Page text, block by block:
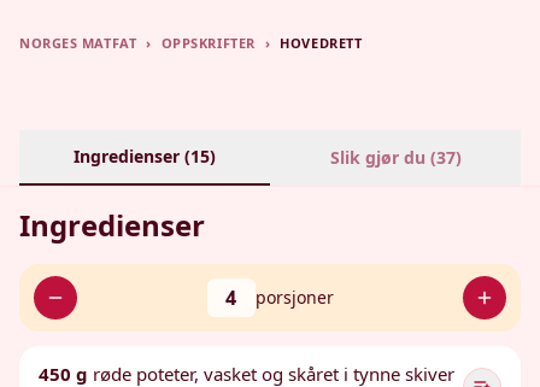
NORGES MATFAT › OPPSKRIFTER › HOVEDRETT
Ingredienser (15) Slik gjør du (37)
Ingredienser
4 porsjoner
450 g røde poteter, vasket og skåret i tynne skiver